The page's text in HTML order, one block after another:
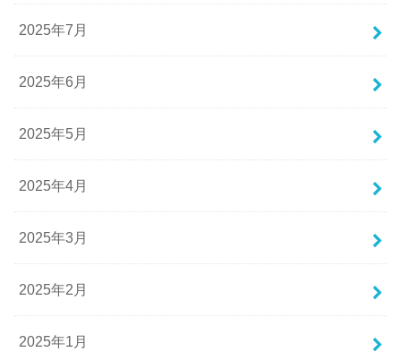
2025年7月
2025年6月
2025年5月
2025年4月
2025年3月
2025年2月
2025年1月